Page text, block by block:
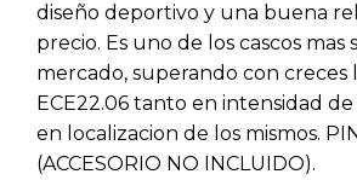
diseño deportivo y una buena
precio. Es uno de los cascos mas
mercado, superando con creces
ECE22.06 tanto en intensidad
en localizacion de los mismos.
(ACCESORIO NO INCLUIDO).